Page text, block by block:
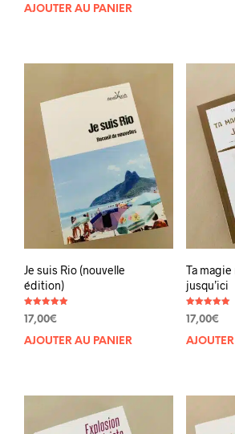
AJOUTER AU PANIER
Je suis Rio (nouvelle
édition)
Note
5.00
17,00€
AJOUTER AU PANIER
Ta magie
jusqu’ici
Note
5.00
17,00€